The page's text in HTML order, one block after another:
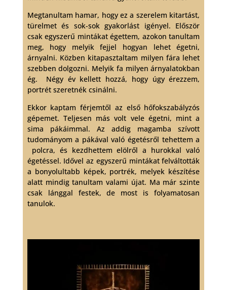
Megtanultam hamar, hogy ez a szerelem kitartást,
türelmet és sok-sok gyakorlást igényel. Először
csak egyszerű mintákat égettem, azokon tanultam
meg, hogy melyik fejjel hogyan lehet égetni,
árnyalni. Közben kitapasztaltam milyen fára lehet
szebben dolgozni. Melyik fa milyen árnyalatokban
ég. Négy év kellett hozzá, hogy úgy érezzem,
portrét szeretnék csinálni.
Ekkor kaptam férjemtől az első hőfokszabályzós
gépemet. Teljesen más volt vele égetni, mint a
sima pákáimmal. Az addig magamba szívott
tudományom a pákával való égetésről tehettem a
polcra, és kezdhettem elölről a hurokkal való
égetéssel. Idővel az egyszerű mintákat felváltották
a bonyolultabb képek, portrék, melyek készítése
alatt mindig tanultam valami újat. Ma már szinte
csak lánggal festek, de most is folyamatosan
tanulok.